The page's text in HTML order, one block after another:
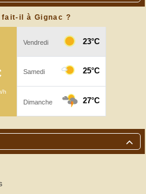
fait-il à Gignac ?
